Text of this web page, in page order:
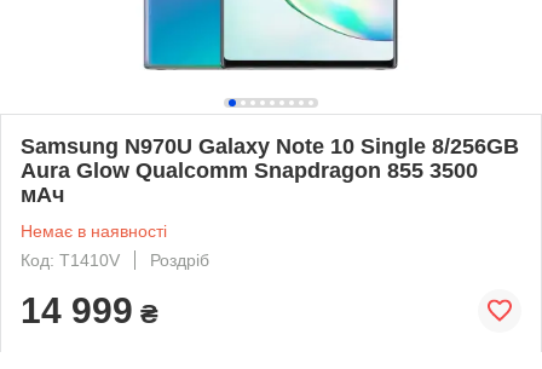
Samsung N970U Galaxy Note 10 Single 8/256GB
Aura Glow Qualcomm Snapdragon 855 3500
мАч
Немає в наявності
Код: T1410V
Роздріб
14 999 ₴